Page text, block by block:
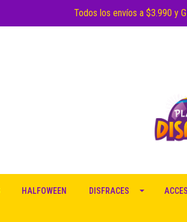
Todos los envíos a $3.990 y
HALFOWEEN DISFRACES